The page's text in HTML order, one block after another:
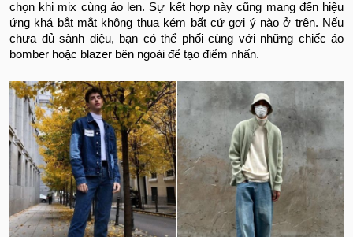
chọn khi mix cùng áo len. Sự kết hợp này cũng mang đến hiệu
ứng khá bắt mắt không thua kém bất cứ gợi ý nào ở trên. Nếu
chưa đủ sành điệu, bạn có thể phối cùng với những chiếc áo
bomber hoặc blazer bên ngoài để tạo điểm nhấn.